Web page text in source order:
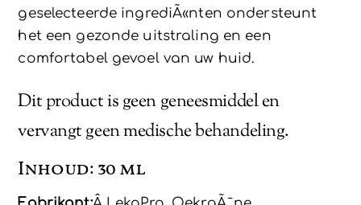
geselecteerde ingrediÃ«nten ondersteunt
het een gezonde uitstraling en een
comfortabel gevoel van uw huid.
Dit product is geen geneesmiddel en
vervangt geen medische behandeling.
Inhoud: 30 ml